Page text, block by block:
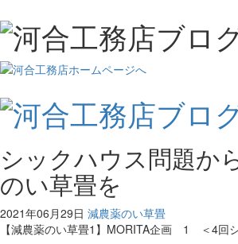
シックハウス問題か
のい草畳を
2021年06月29日 減農薬のい草畳
【減農薬のい草畳1】MORITA企画 1 ＜4回